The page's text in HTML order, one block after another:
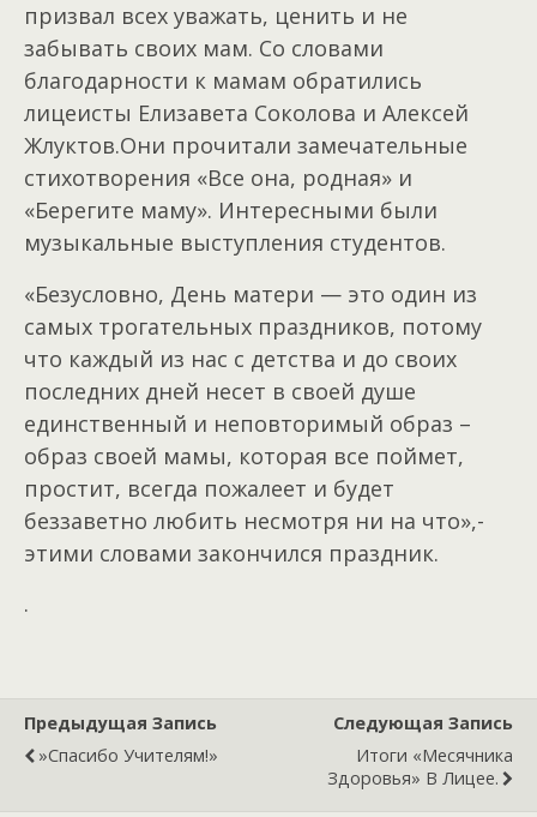
призвал всех уважать, ценить и не
забывать своих мам. Со словами
благодарности к мамам обратились
лицеисты Елизавета Соколова и Алексей
Жлуктов.Они прочитали замечательные
стихотворения «Все она, родная» и
«Берегите маму». Интересными были
музыкальные выступления студентов.
«Безусловно, День матери — это один из
самых трогательных праздников, потому
что каждый из нас с детства и до своих
последних дней несет в своей душе
единственный и неповторимый образ –
образ своей мамы, которая все поймет,
простит, всегда пожалеет и будет
беззаветно любить несмотря ни на что»,-
этими словами закончился праздник.
.
Предыдущая Запись
»Спасибо Учителям!»
Следующая Запись
Итоги «Месячника
Здоровья» В Лицее.